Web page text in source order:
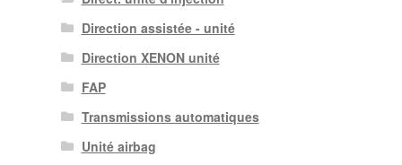
Direction assistée - unité
Direction XENON unité
FAP
Transmissions automatiques
Unité airbag